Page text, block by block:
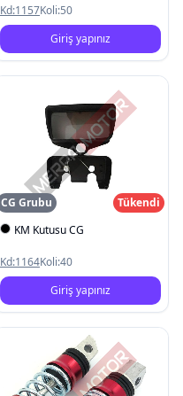
Kd:1157Koli:50
Giriş yapınız
CG Grubu
Tükendi
KM Kutusu CG
Kd:1164Koli:40
Giriş yapınız